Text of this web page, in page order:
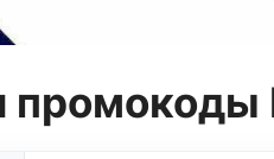
промокоды